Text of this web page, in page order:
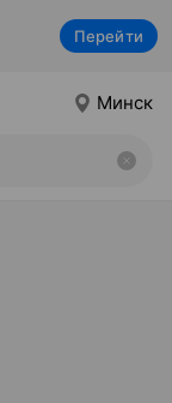
Перейти
Минск